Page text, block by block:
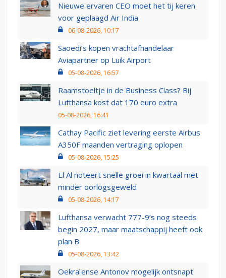
Nieuwe ervaren CEO moet het tij keren
voor geplaagd Air India
06-08-2026, 10:17
Saoedi’s kopen vrachtafhandelaar
Aviapartner op Luik Airport
05-08-2026, 16:57
Raamstoeltje in de Business Class? Bij
Lufthansa kost dat 170 euro extra
05-08-2026, 16:41
Cathay Pacific ziet levering eerste Airbus
A350F maanden vertraging oplopen
05-08-2026, 15:25
El Al noteert snelle groei in kwartaal met
minder oorlogsgeweld
05-08-2026, 14:17
Lufthansa verwacht 777-9’s nog steeds
begin 2027, maar maatschappij heeft ook
plan B
05-08-2026, 13:42
Oekraïense Antonov mogelijk ontsnapt